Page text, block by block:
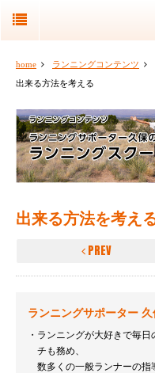
home ランニングコンテンツ
出来る方法を考える
出来る方法を考え
PREV
ランニングサポーター
ランニングが大好きで毎
チも務め、
数多くの一般ランナーの指